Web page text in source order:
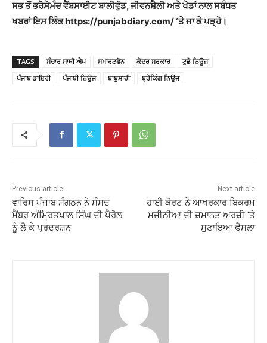
ਸਭ ਤੋਂ ਭਰੋਸੇਮੰਦ ਵੈੱਬਸਾਈਟ ਬਾਲੀਵੁੱਡ, ਜੀਵਨਸ਼ੈਲੀ ਅਤੇ ਖੇਡਾਂ ਨਾਲ ਸਬੰਧਤ
ਖਬਰਾਂ ਇਸ ਲਿੰਕ https://punjabdiary.com/ ‘ਤੇ ਜਾ ਕੇ ਪੜ੍ਹੋ।
TAGS ਸੰਚਾਰ ਸਾਥੀ ਐਪ ਸਮਾਰਟਫੋਨ ਕੇਂਦਰ ਸਰਕਾਰ
ਟੁਡੇ ਨਿਊਜ
ਪੰਜਾਬ ਡਾਇਰੀ
ਪੰਜਾਬੀ ਨਿਊਜ ਬਾਬੂਸ਼ਾਹੀ ਬ੍ਰੇਕਿੰਗ ਨਿਊਜ
Previous article
ਵਾਰਿਸ ਪੰਜਾਬ ਸੰਗਠਨ ਨੇ ਸੰਸਦ
ਮੈਂਬਰ ਅੰਮ੍ਰਿਤਪਾਲ ਸਿੰਘ ਦੀ ਪੈਰੋਲ
ਨੂੰ ਲੈ ਕੇ ਪ੍ਰਦਰਸ਼ਨ
Next article
ਹਾਈ ਕੋਰਟ ਨੇ ਆਖਰਕਾਰ ਬਿਕਰਮ
ਮਜੀਠੀਆ ਦੀ ਜ਼ਮਾਨਤ ਅਰਜ਼ੀ ‘ਤੇ
ਸੁਣਾਇਆ ਫੈਸਲਾ